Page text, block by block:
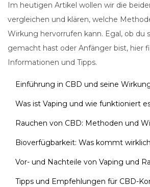
Im heutigen Artikel wollen wir die
vergleichen und klären, welche
Wirkung hervorrufen kann. Egal, ob du
gemacht hast oder Anfänger bist, hier
Informationen und Tipps.
Einführung in CBD und seine
Was ist Vaping und wie funktioniert
Rauchen von CBD: Methoden und
Bioverfügbarkeit: Was kommt
Vor- und Nachteile von Vaping und
Tipps und Empfehlungen für CBD-